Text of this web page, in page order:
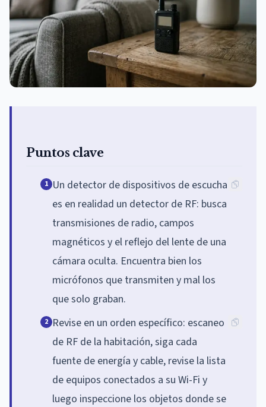
Puntos clave
1 Un detector de dispositivos de escucha
es en realidad un detector de RF: busca
transmisiones de radio, campos
magnéticos y el reflejo del lente de una
cámara oculta. Encuentra bien los
micrófonos que transmiten y mal los
que solo graban.
2 Revise en un orden específico: escaneo
de RF de la habitación, siga cada
fuente de energía y cable, revise la lista
de equipos conectados a su Wi-Fi y
luego inspeccione los objetos donde se